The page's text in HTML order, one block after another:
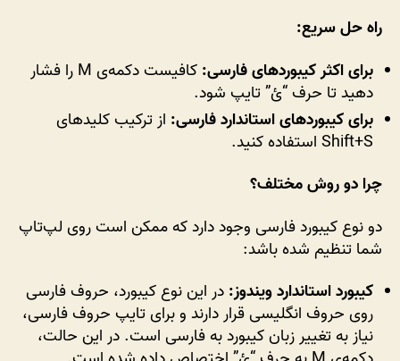
راه حل سریع:
برای اکثر کیبوردهای فارسی:
کافیست دکمه‌ی M را فشار
دهید تا حرف “ئ” تایپ شود.
برای کیبوردهای استاندارد فارسی: از ترکیب کلیدهای
Shift+S استفاده کنید.
چرا دو روش مختلف؟
دو نوع کیبورد فارسی وجود دارد که ممکن است روی لپ‌تاپ
شما تنظیم شده باشد:
کیبورد استاندارد ویندوز: در این نوع کیبورد، حروف فارسی
روی حروف انگلیسی قرار دارند و برای تایپ حروف فارسی،
نیاز به تغییر زبان کیبورد به فارسی است. در این حالت،